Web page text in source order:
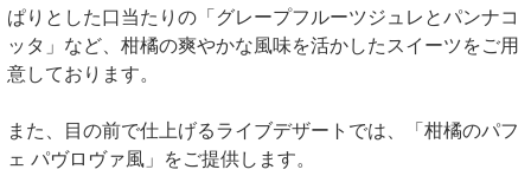
ぱりとした口当たりの「グレープフルーツジュレとパンナコ
ッタ」など、柑橘の爽やかな風味を活かしたスイーツをご用
意しております。
また、目の前で仕上げるライブデザートでは、「柑橘のパフ
ェ パヴロヴァ風」をご提供します。